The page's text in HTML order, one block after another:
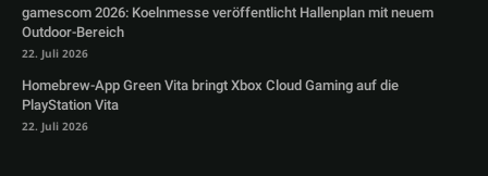
gamescom 2026: Koelnmesse veröffentlicht Hallenplan mit neuem
Outdoor-Bereich
22. Juli 2026
Homebrew-App Green Vita bringt Xbox Cloud Gaming auf die
PlayStation Vita
22. Juli 2026